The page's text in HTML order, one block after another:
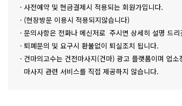
· 사전예약 및 현금결제시 적용되는 회원가입니다.
· (현장방문 이용시 적용되지않습니다)
· 문의사항은 전화나 메신저로 주시면 상세히 설명 드리
· 퇴폐문의 및 요구시 환불없이 퇴실조치 됩니다.
· 건마의고수는 건전마사지(건마) 광고 플랫폼이며 업
마사지 관련 서비스를 직접 제공하지 않습니다.